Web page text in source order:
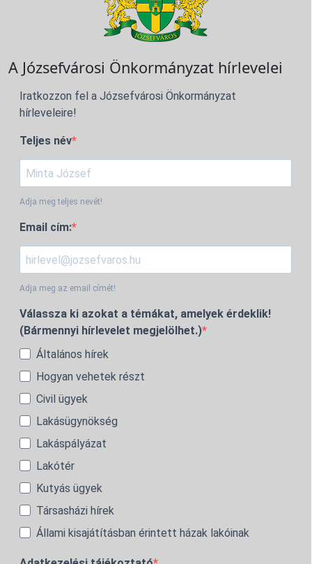
A Józsefvárosi Önkormányzat hírlevelei
Iratkozzon fel a Józsefvárosi Önkormányzat
hírleveleire!
Teljes név
Adja meg teljes nevét!
Email cím:
Adja meg az email címét!
Válassza ki azokat a témákat, amelyek érdeklik!
(Bármennyi hírlevelet megjelölhet.)
Általános hírek
Hogyan vehetek részt
Civil ügyek
Lakásügynökség
Lakáspályázat
Lakótér
Kutyás ügyek
Társasházi hírek
Állami kisajátításban érintett házak lakóinak